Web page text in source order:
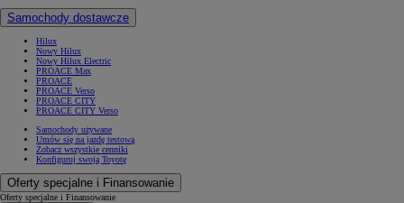
Samochody dostawcze
Hilux
Nowy Hilux
Nowy Hilux Electric
PROACE Max
PROACE
PROACE Verso
PROACE CITY
PROACE CITY Verso
Samochody używane
Umów się na jazdę testową
Zobacz wszystkie cenniki
Konfiguruj swoją Toyotę
Oferty specjalne i Finansowanie
Oferty specjalne i Finansowanie